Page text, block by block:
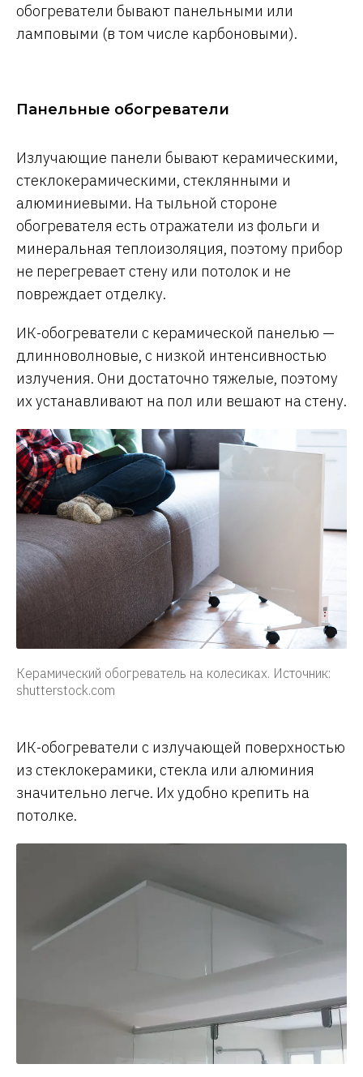
обогреватели бывают панельными или
ламповыми (в том числе карбоновыми).
Панельные обогреватели
Излучающие панели бывают керамическими,
стеклокерамическими, стеклянными и
алюминиевыми. На тыльной стороне
обогревателя есть отражатели из фольги и
минеральная теплоизоляция, поэтому прибор
не перегревает стену или потолок и не
повреждает отделку.
ИК-обогреватели с керамической панелью —
длинноволновые, с низкой интенсивностью
излучения. Они достаточно тяжелые, поэтому
их устанавливают на пол или вешают на стену.
Керамический обогреватель на колесиках. Источник:
shutterstock.com
ИК-обогреватели с излучающей поверхностью
из стеклокерамики, стекла или алюминия
значительно легче. Их удобно крепить на
потолке.